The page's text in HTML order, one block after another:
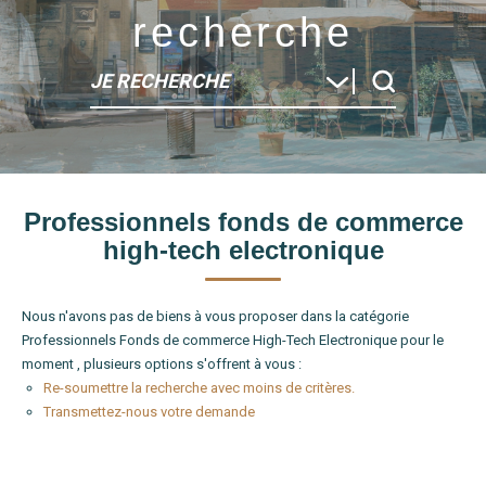
recherche
JE RECHERCHE
Type de bien
Localité
Professionnels fonds de commerce
high-tech electronique
Nous n'avons pas de biens à vous proposer dans la catégorie
Professionnels Fonds de commerce High-Tech Electronique pour le
moment , plusieurs options s'offrent à vous :
Re-soumettre la recherche avec moins de critères.
Transmettez-nous votre demande